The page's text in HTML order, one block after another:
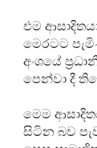
එම
මෙරටට
අංශයේ
පෙන්වා දී
මෙම
සිටින බව